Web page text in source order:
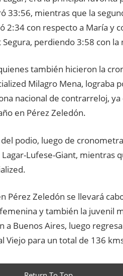
33:56, mientras que la
2:34 con respecto a María y
perdiendo 3:58 con la
también hicieron la
Milagro Mena, lograba
nacional de contrarreloj,
en Pérez Zeledón.
podio, luego de
Lufese-Giant, mientras
Pérez Zeledón se llevará
y también la juvenil
a Buenos Aires, luego
Viejo para un total de 136